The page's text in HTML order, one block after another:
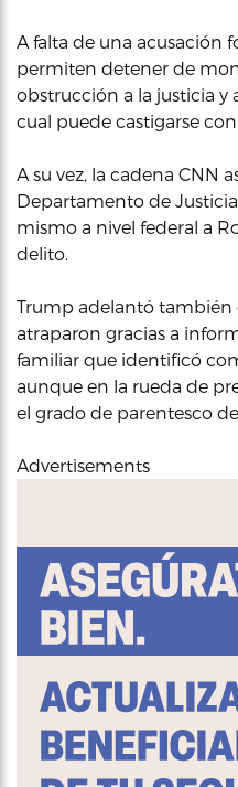
A falta de una acusación
permiten detener de
obstrucción a la justicia y
cual puede castigarse
A su vez, la cadena CNN
Departamento de
mismo a nivel federal a
delito.
Trump adelantó también
atraparon gracias a
familiar que identificó
aunque en la rueda de
el grado de parentesco
Advertisements